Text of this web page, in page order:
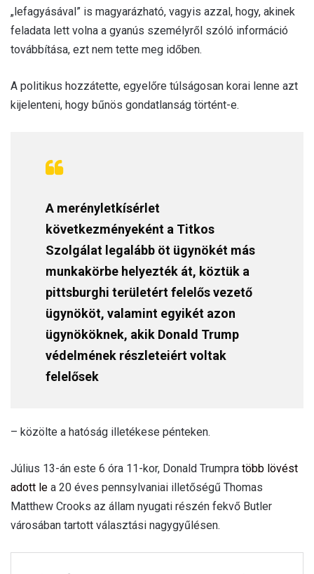
„lefagyásával” is magyarázható, vagyis azzal, hogy, akinek
feladata lett volna a gyanús személyről szóló információ
továbbítása, ezt nem tette meg időben.
A politikus hozzátette, egyelőre túlságosan korai lenne azt
kijelenteni, hogy bűnös gondatlanság történt-e.
A merényletkísérlet
következményeként a Titkos
Szolgálat legalább öt ügynökét más
munkakörbe helyezték át, köztük a
pittsburghi területért felelős vezető
ügynököt, valamint egyikét azon
ügynököknek, akik Donald Trump
védelmének részleteiért voltak
felelősek
– közölte a hatóság illetékese pénteken.
Július 13-án este 6 óra 11-kor, Donald Trumpra több lövést
adott le a 20 éves pennsylvaniai illetőségű Thomas
Matthew Crooks az állam nyugati részén fekvő Butler
városában tartott választási nagygyűlésen.